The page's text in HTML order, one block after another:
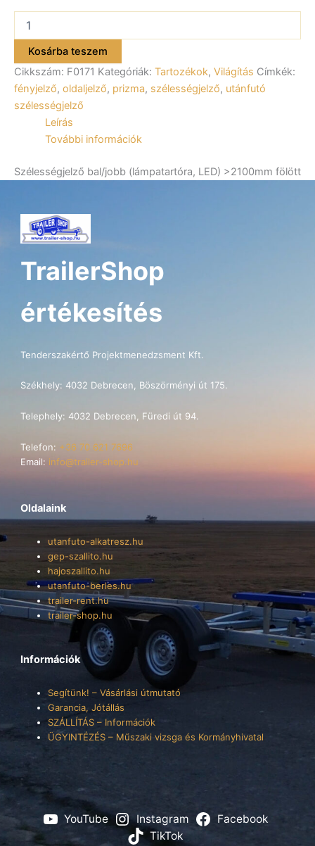
bal/jobb
(lámpatartóra,
>2100mm
fölött
F0171
mennyiség
Kosárba teszem
Cikkszám: F0171 Kategóriák: Tartozékok, Világítás Címkék:
fényjelző, oldaljelző, prizma, szélességjelző, utánfutó
szélességjelző
Leírás
További információk
Szélességjelző bal/jobb (lámpatartóra, LED) >2100mm fölött
TrailerShop
értékesítés
Tenderszakértő Projektmenedzsment Kft.
Székhely: 4032 Debrecen, Böszörményi út 175.
Telephely: 4032 Debrecen, Füredi út 94.
Telefon: +36 70 621 7696
Email: info@trailer-shop.hu
Oldalaink
utanfuto-alkatresz.hu
gep-szallito.hu
hajoszallito.hu
utanfuto-berles.hu
trailer-rent.hu
trailer-shop.hu
Információk
Segítünk! – Vásárlási útmutató
Garancia, Jótállás
SZÁLLÍTÁS – Információk
ÜGYINTÉZÉS – Műszaki vizsga és Kormányhivatal
YouTube Instagram
Facebook
TikTok